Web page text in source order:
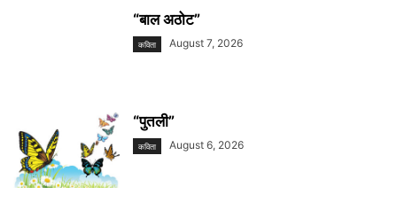
“बाल अठोट”
कविता August 7, 2026
“पुतली”
कविता August 6, 2026